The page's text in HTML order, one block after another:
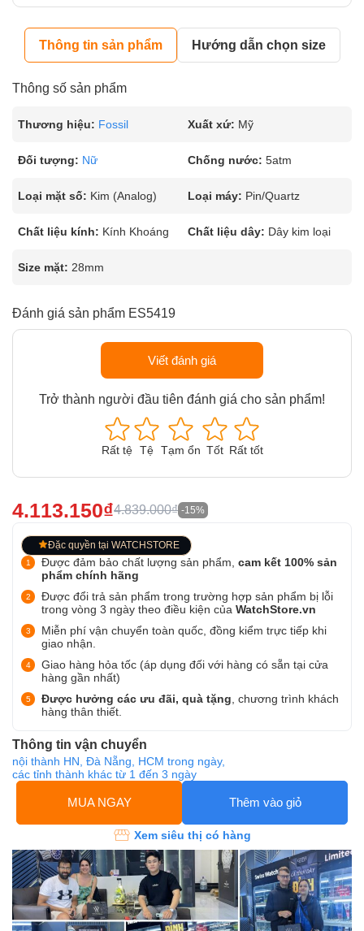
Thông tin sản phẩm Hướng dẫn chọn size
Thông số sản phẩm
Thương hiệu: Fossil Xuất xứ: Mỹ
Đối tượng: Nữ Chống nước: 5atm
Loại mặt số: Kim (Analog) Loại máy: Pin/Quartz
Chất liệu kính: Kính Khoáng Chất liệu dây: Dây kim loại
Size mặt: 28mm
Đánh giá sản phẩm ES5419
Viết đánh giá
Trở thành người đầu tiên đánh giá cho sản phẩm!
Rất tệ Tệ Tạm ổn Tốt Rất tốt
4.113.150₫4.839.000₫ -15%
Đặc quyền tại WATCHSTORE
Được đảm bảo chất lượng sản phẩm, cam kết 100% sản
phẩm chính hãng
Được đổi trả sản phẩm trong trường hợp sản phẩm bị lỗi
trong vòng 3 ngày theo điều kiện của WatchStore.vn
Miễn phí vận chuyển toàn quốc, đồng kiểm trực tiếp khi
giao nhận.
Giao hàng hỏa tốc (áp dụng đối với hàng có sẵn tại cửa
hàng gần nhất)
Được hưởng các ưu đãi, quà tặng , chương trình khách
hàng thân thiết.
Thông tin vận chuyển
nội thành HN, Đà Nẵng, HCM trong ngày,
các tỉnh thành khác từ 1 đến 3 ngày
MUA NGAY Thêm vào giỏ
Xem siêu thị có hàng